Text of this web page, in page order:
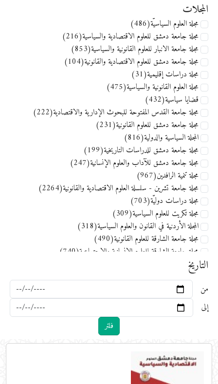
المجلات
مجلة العلوم السياسيّة(486)
مجلة جامعة دمشق للعلوم الاقتصادية والسياسية(216)
مجلة جامعة الانبار للعلوم القانونية والسياسية(853)
مجلة جامعة دمشق للعلوم الاقتصادية والقانونية(104)
مجلة دراسات إقليمية(31)
مجلة العلوم القانونية والسياسية(475)
قضايا سياسية(432)
مجلة جامعة القدس المفتوحة للبحوث الإدارية والاقتصادية(222)
مجلة جامعة دمشق للعلوم القانونية(231)
المجلة السياسية والدولية(816)
مجلة جامعة دمشق للدراسات التاريخية(199)
مجلة جامعة دمشق للآداب والعلوم الإنسانية(247)
مجلة تنمية الرافدين(967)
مجلة جامعة تشرين - سلسلة العلوم الاقتصادية والقانونية(2264)
مجلة دراسات دوليّة(703)
مجلة تكريت للعلوم السياسية(309)
المجلة الأردنية في القانون والعلوم السياسية(318)
مجلة جامعة الشارقة للعلوم القانونية(490)
مجلة جامعة الشارقة للعلوم الإنسانية والاجتماعية(740)
التاريخ
من
إلى
فلتر